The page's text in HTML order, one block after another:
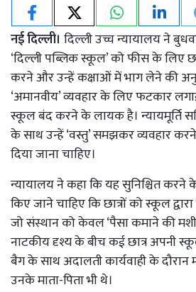
नई दिल्ली। दिल्ली उच्च न्यायालय ने
‘दिल्ली पब्लिक स्कूल’ को फीस के लिए
करने और उन्हें कक्षाओं में भाग लेने की
‘अमानवीय’ व्यवहार के लिए फटकार
स्कूल बंद करने के लायक है। न्यायमूर्ति
के साथ उन्हें ‘वस्तु’ समझकर व्यवहार
दिया जाना चाहिए।
न्यायालय ने कहा कि यह सुनिश्चित करने
किए जाने चाहिए कि छात्रों को स्कूल द्वारा
जो संस्थान को केवल ‘पैसा कमाने की
नाटकीय दृश्य के बीच कई छात्र अपनी
बैग के साथ अदालती कार्यवाही के दौरान
उनके माता-पिता भी थे।